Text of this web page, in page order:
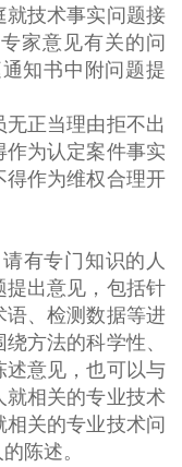
技术事实问题接
家意见有关的问
知书中附问题提
正当理由拒不出
为认定案件事实
得作为维权合理开
有专门知识的人
提出意见，包括针
、检测数据等进
方法的科学性、
意见，也可以与
相关的专业技术
关的专业技术问
陈述。